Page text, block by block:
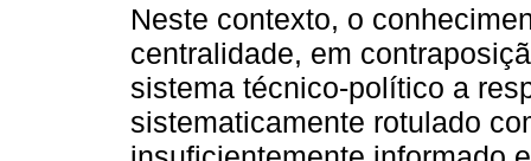
Neste contexto, o
centralidade, em
sistema técnico-político a
sistematicamente rotulado